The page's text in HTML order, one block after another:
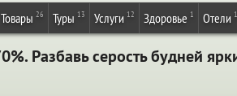
Товары 26 Туры 13 Услуги 12 Здоровье 1 Отели
Разбавь серость будней